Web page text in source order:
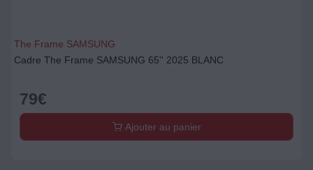
The Frame SAMSUNG
Cadre The Frame SAMSUNG 65'' 2025 BLANC
79€
Ajouter au panier